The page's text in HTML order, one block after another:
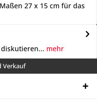
27 x 15 cm für das
mehr
Verkauf